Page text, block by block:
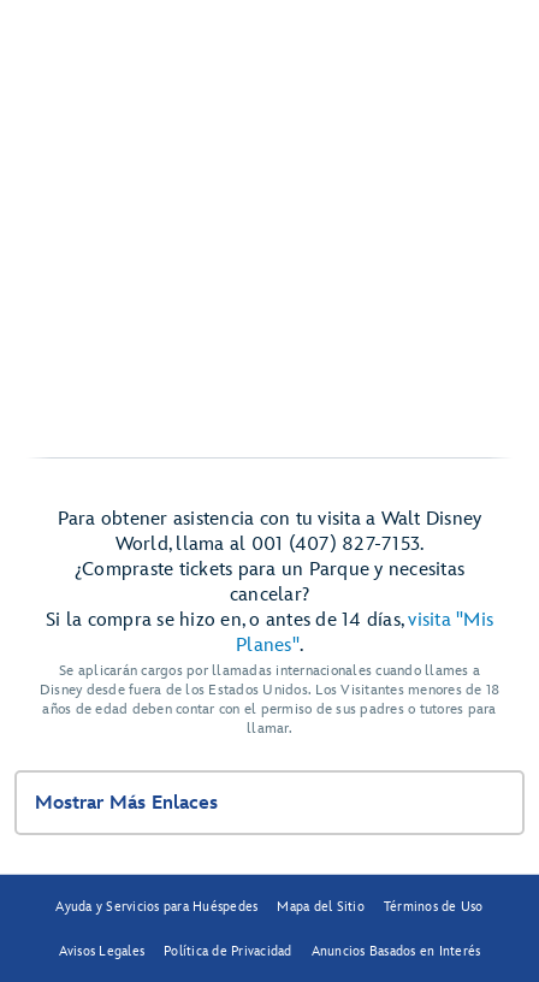
Para obtener asistencia con tu visita a Walt Disney
World, llama al 001 (407) 827-7153.
¿Compraste tickets para un Parque y necesitas
cancelar?
Si la compra se hizo en, o antes de 14 días,visita "Mis
Planes".
Se aplicarán cargos por llamadas internacionales cuando llames a
Disney desde fuera de los Estados Unidos. Los Visitantes menores de 18
años de edad deben contar con el permiso de sus padres o tutores para
llamar.
Mostrar Más Enlaces
Ayuda y Servicios para Huéspedes Mapa del Sitio Términos de Uso
Avisos Legales Política de Privacidad Anuncios Basados en Interés